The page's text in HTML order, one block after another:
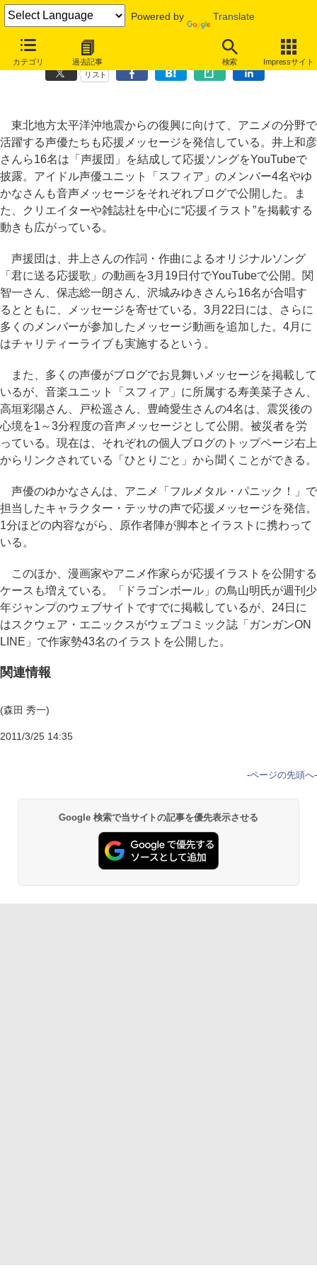
Powered by Translate
カテゴリ 過去記事 検索 Impressサイト
声優が震災復興を応援、クリエイターらのイラスト公開も広がる
リスト
東北地方太平洋沖地震からの復興に向けて、アニメの分野で
活躍する声優たちも応援メッセージを発信している。井上和彦
さんら16名は「声援団」を結成して応援ソングをYouTubeで
披露。アイドル声優ユニット「スフィア」のメンバー4名やゆ
かなさんも音声メッセージをそれぞれブログで公開した。ま
た、クリエイターや雑誌社を中心に“応援イラスト”を掲載する
動きも広がっている。
声援団は、井上さんの作詞・作曲によるオリジナルソング
「君に送る応援歌」の動画を3月19日付でYouTubeで公開。関
智一さん、保志総一朗さん、沢城みゆきさんら16名が合唱す
るとともに、メッセージを寄せている。3月22日には、さらに
多くのメンバーが参加したメッセージ動画を追加した。4月に
はチャリティーライブも実施するという。
また、多くの声優がブログでお見舞いメッセージを掲載して
いるが、音楽ユニット「スフィア」に所属する寿美菜子さん、
高垣彩陽さん、戸松遥さん、豊崎愛生さんの4名は、震災後の
心境を1～3分程度の音声メッセージとして公開。被災者を労
っている。現在は、それぞれの個人ブログのトップページ右上
からリンクされている「ひとりごと」から聞くことができる。
声優のゆかなさんは、アニメ「フルメタル・パニック！」で
担当したキャラクター・テッサの声で応援メッセージを発信。
1分ほどの内容ながら、原作者陣が脚本とイラストに携わって
いる。
このほか、漫画家やアニメ作家らが応援イラストを公開する
ケースも増えている。「ドラゴンボール」の鳥山明氏が週刊少
年ジャンプのウェブサイトですでに掲載しているが、24日に
はスクウェア・エニックスがウェブコミック誌「ガンガンON
LINE」で作家勢43名のイラストを公開した。
関連情報
(森田 秀一)
2011/3/25 14:35
-ページの先頭へ-
Google 検索で当サイトの記事を優先表示させる